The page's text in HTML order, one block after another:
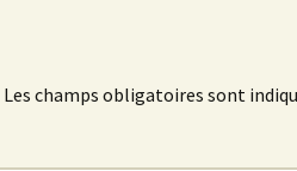
Les champs obligatoires sont